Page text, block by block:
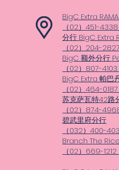
BigC Extra
（02）451-
分行 BigC Extra
（02）204-
BigC 额外分行
（02）807-
BigC Extra 帕巴
（02）464-
苏克萨瓦特42路
（02）874-
碧武里府分行
（032）400-
Branch The
（02）669-